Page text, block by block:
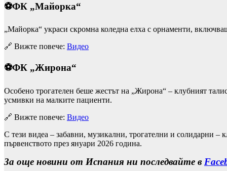
⚽ФК „Майорка“
„Майорка“ украси скромна коледна елха с орнаменти,
🔗 Вижте повече: Видео
⚽ФК „Жирона“
Особено трогателен беше жестът на „Жирона“ – клубният
усмивки на малките пациенти.
🔗 Вижте повече: Видео
С тези видеа – забавни, музикални, трогателни и солидарни –
първенството през януари 2026 година.
За още новини от Испания ни последвайте в